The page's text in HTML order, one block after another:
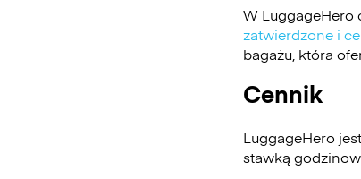
W LuggageHero
zatwierdzone i
bagażu, która
Cennik
LuggageHero jest
stawką